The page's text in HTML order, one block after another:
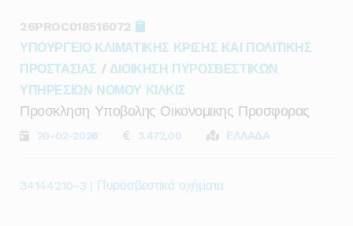
26PROC018516072
ΥΠΟΥΡΓΕΙΟ ΚΛΙΜΑΤΙΚΗΣ ΚΡΙΣΗΣ ΚΑΙ ΠΟΛΙΤΙΚΗΣ
ΠΡΟΣΤΑΣΙΑΣ / ΔΙΟΙΚΗΣΗ ΠΥΡΟΣΒΕΣΤΙΚΩΝ
ΥΠΗΡΕΣΙΩΝ ΝΟΜΟΥ ΚΙΛΚΙΣ
Προσκληση Υποβολης Οικονομικης Προσφορας
20-02-2026 3.472,00 ΕΛΛΑΔΑ
34144210-3 | Πυροσβεστικά οχήματα